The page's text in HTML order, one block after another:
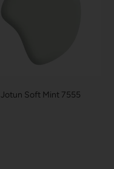
Jotun Soft Mint 7555